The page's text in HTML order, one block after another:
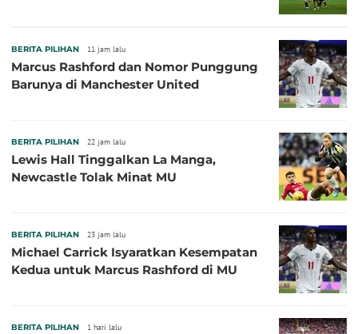
BERITA PILIHAN 11 jam lalu
Marcus Rashford dan Nomor Punggung
Barunya di Manchester United
BERITA PILIHAN 22 jam lalu
Lewis Hall Tinggalkan La Manga,
Newcastle Tolak Minat MU
BERITA PILIHAN 23 jam lalu
Michael Carrick Isyaratkan Kesempatan
Kedua untuk Marcus Rashford di MU
BERITA PILIHAN 1 hari lalu